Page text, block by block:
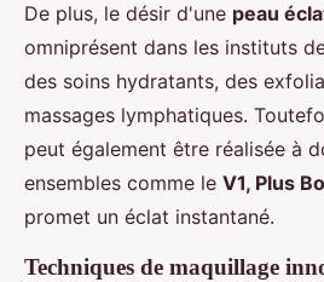
De plus, le désir d'une peau
omniprésent dans les instituts
des soins hydratants, des
massages lymphatiques.
peut également être réalisée à
ensembles comme le V1, Plus
promet un éclat instantané.
Techniques de maquillage